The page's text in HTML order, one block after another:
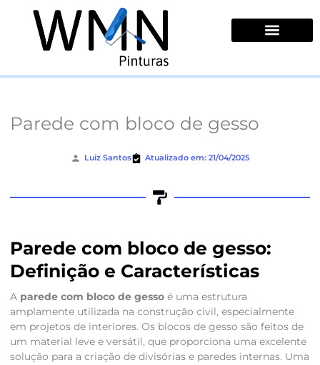
conteúdo
Parede com bloco de gesso
Luiz Santos Atualizado em: 21/04/2025
Parede com bloco de gesso:
Definição e Características
A parede com bloco de gessoé uma estrutura
amplamente utilizada na construção civil, especialmente
em projetos de interiores. Os blocos de gesso são feitos de
um material leve e versátil, que proporciona uma excelente
solução para a criação de divisórias e paredes internas. Uma